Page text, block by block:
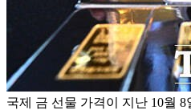
국제 금 선물 가격이 지난 10월